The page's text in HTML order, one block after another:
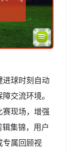
进球时刻自动
交流环境。
现场，增强
集锦，用户
专属回顾视